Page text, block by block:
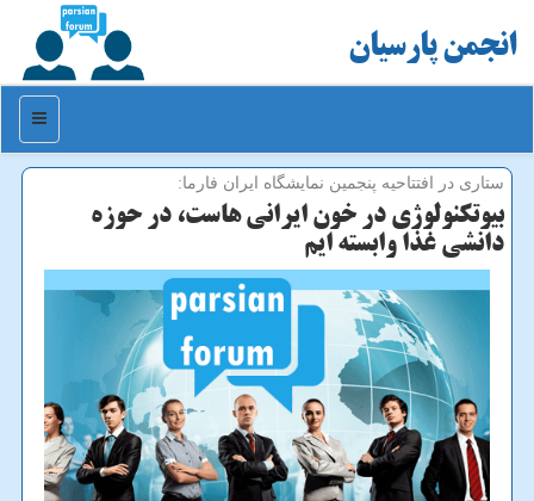
انجمن پارسیان
منو
ستاری در افتتاحیه پنجمین نمایشگاه ایران فارما:
بیوتكنولوژی در خون ایرانی هاست، در حوزه
دانشی غذا وابسته ایم